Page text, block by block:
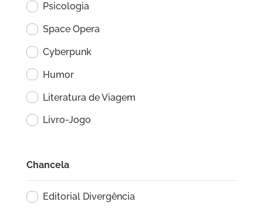
Psicologia
Space Opera
Cyberpunk
Humor
Literatura de Viagem
Livro-Jogo
Chancela
Editorial Divergência